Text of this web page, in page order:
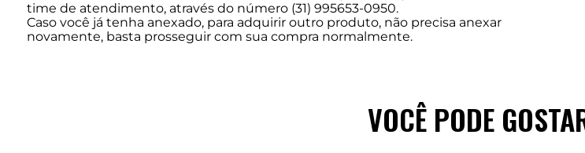
time de atendimento, através do número (31) 995653-0950.
Caso você já tenha anexado, para adquirir outro produto, não precisa anexar
novamente, basta prosseguir com sua compra normalmente.
VOCÊ PODE